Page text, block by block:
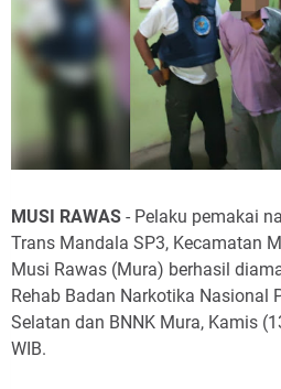
MUSI RAWAS - Pelaku pemakai
Trans Mandala SP3, Kecamatan
Musi Rawas (Mura) berhasil
Rehab Badan Narkotika Nasional
Selatan dan BNNK Mura, Kamis
WIB.